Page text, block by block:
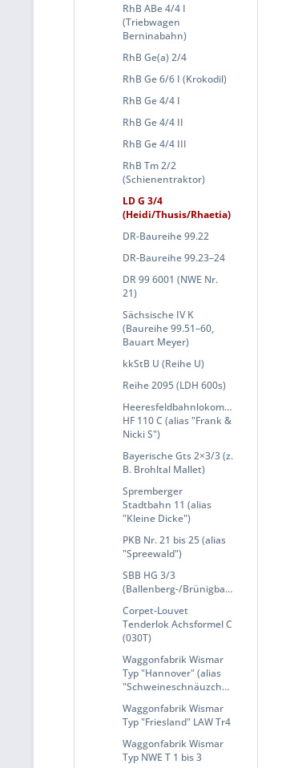
RhB ABe 4/4 I
(Triebwagen
Berninabahn)
RhB Ge(a) 2/4
RhB Ge 6/6 I (Krokodil)
RhB Ge 4/4 I
RhB Ge 4/4 II
RhB Ge 4/4 III
RhB Tm 2/2
(Schienentraktor)
LD G 3/4
(Heidi/Thusis/Rhaetia)
DR-Baureihe 99.22
DR-Baureihe 99.23–24
DR 99 6001 (NWE Nr.
21)
Sächsische IV K
(Baureihe 99.51–60,
Bauart Meyer)
kkStB U (Reihe U)
Reihe 2095 (LDH 600s)
Heeresfeldbahnlokomotive
HF 110 C (alias "Frank &
Nicki S")
Bayerische Gts 2×3/3 (z.
B. Brohltal Mallet)
Spremberger
Stadtbahn 11 (alias
"Kleine Dicke")
PKB Nr. 21 bis 25 (alias
"Spreewald")
SBB HG 3/3
(Ballenberg-/Brünigbahn)
Corpet-Louvet
Tenderlok Achsformel C
(030T)
Waggonfabrik Wismar
Typ "Hannover" (alias
"Schweineschnäuzchen")
Waggonfabrik Wismar
Typ "Friesland" LAW Tr4
Waggonfabrik Wismar
Typ NWE T 1 bis 3